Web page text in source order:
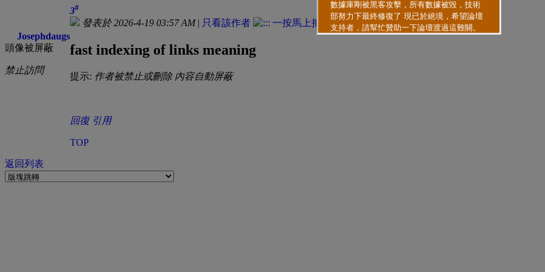
Josephdaugs
頭像被屏蔽
禁止訪問
3#
發表於 2026-4-19 03:57 AM| 只看該作者
fast indexing of links meaning
提示: 作者被禁止或刪除 內容自動屏蔽
回復 引用
TOP
返回列表